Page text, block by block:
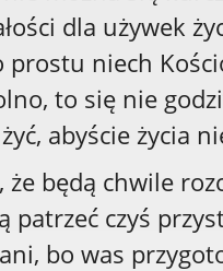
dla używek
niech
to się nie
abyście życia
że będą chwile
patrzeć czyś
bo was